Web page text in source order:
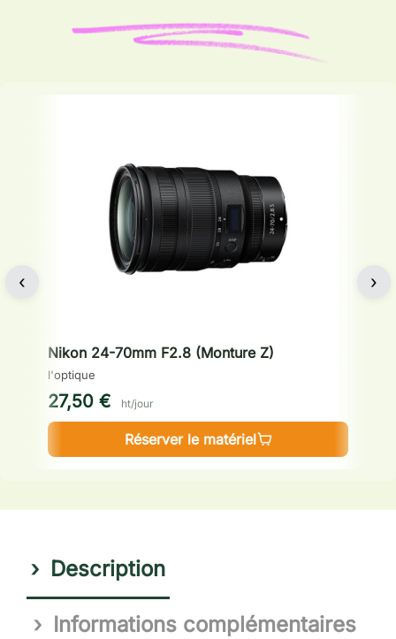
‹
Nikon 24-70mm F2.8 (Monture Z)
l'optique
27,50 € ht/jour
Réserver le matériel
›
Description
Informations complémentaires